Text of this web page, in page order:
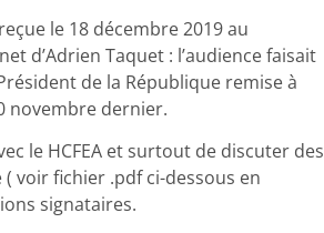
le 18 décembre 2019 au
d’Adrien Taquet : l’audience faisait
de la République remise à
novembre dernier.
le HCFEA et surtout de discuter des
( voir fichier .pdf ci-dessous en
signataires.